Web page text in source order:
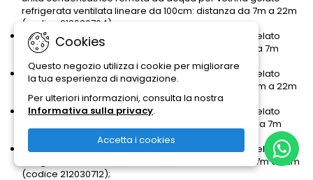
refrigerata ventilata lineare da 100cm: distanza da 7m a 22m
(codice 212030764);
unità condensatrice remota ad acqua per vetrina gelato
refrigerata ventilata lineare da 150cm: distanza fino a 7m
(codice 212030764);
unità condensatrice remota ad acqua per vetrina gelato
refrigerata ventilata lineare da 150cm: distanza da 7m a 22m
(codice 212030711);
unità condensatrice remota ad acqua per vetrina gelato
refrigerata ventilata lineare da 200cm: distanza fino a 7m
(codice 212030711);
unità condensatrice remota ad acqua per vetrina gelato
refrigerata ventilata lineare da 200cm: distanza da 7m a 22m
(codice 212030712);
Cookies
Questo negozio utilizza i cookie per migliorare
la tua esperienza di navigazione.
Per ulteriori informazioni, consulta la nostra
Informativa sulla privacy.
Accetta i cookies